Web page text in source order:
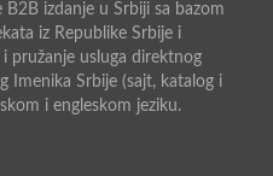
izdanje u Srbiji sa bazom
iz Republike Srbije i
pružanje usluga direktnog
Imenika Srbije (sajt, katalog i
i engleskom jeziku.